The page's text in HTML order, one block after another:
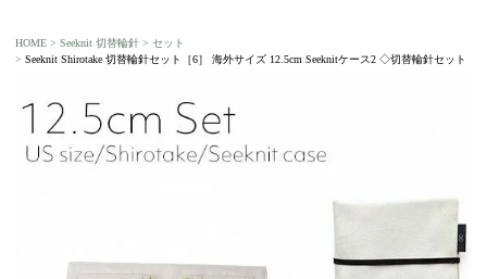
HOME Seeknit 切替輪針
セット
Seeknit Shirotake 切替輪針セット［6］ 海外サイズ 12.5cm Seeknitケース2 ◇切替輪針セット